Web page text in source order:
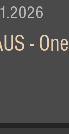
-